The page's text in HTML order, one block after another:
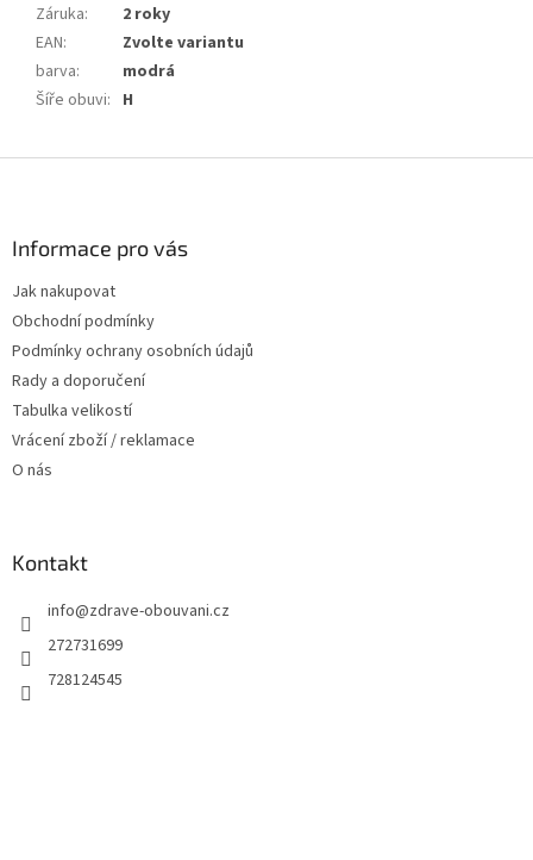
Záruka:
2 roky
EAN:
Zvolte variantu
barva:
modrá
Šíře obuvi: H
Informace pro vás
Jak nakupovat
Obchodní podmínky
Podmínky ochrany osobních údajů
Rady a doporučení
Tabulka velikostí
Vrácení zboží / reklamace
O nás
Kontakt
info@zdrave-obouvani.cz
272731699
728124545